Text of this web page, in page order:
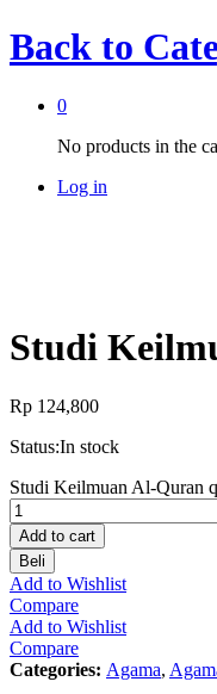
Back to
0
No products in the
Log in
Studi
Rp 124,800
Status:In stock
Studi Keilmuan Al-Quran
Add to cart
Beli
Add to Wishlist
Compare
Add to Wishlist
Compare
Categories: Agama,